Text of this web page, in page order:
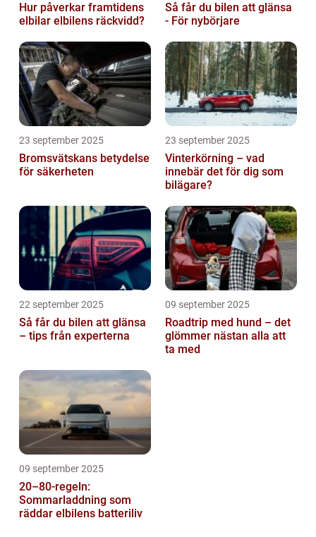
Hur påverkar framtidens
elbilar elbilens räckvidd?
Så får du bilen att glänsa
- För nybörjare
23 september 2025
Bromsvätskans betydelse
för säkerheten
23 september 2025
Vinterkörning – vad
innebär det för dig som
bilägare?
22 september 2025
Så får du bilen att glänsa
– tips från experterna
09 september 2025
Roadtrip med hund – det
glömmer nästan alla att
ta med
09 september 2025
20–80-regeln:
Sommarladdning som
räddar elbilens batteriliv